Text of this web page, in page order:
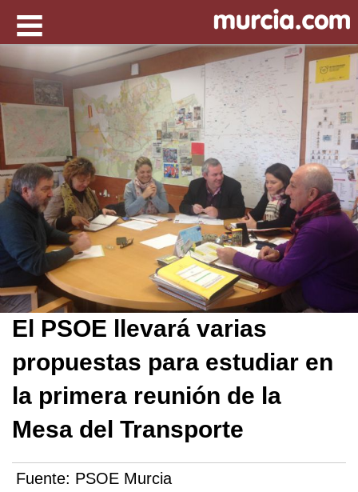
El PSOE llevará varias
propuestas para estudiar en
la primera reunión de la
Mesa del Transporte
Fuente: PSOE Murcia